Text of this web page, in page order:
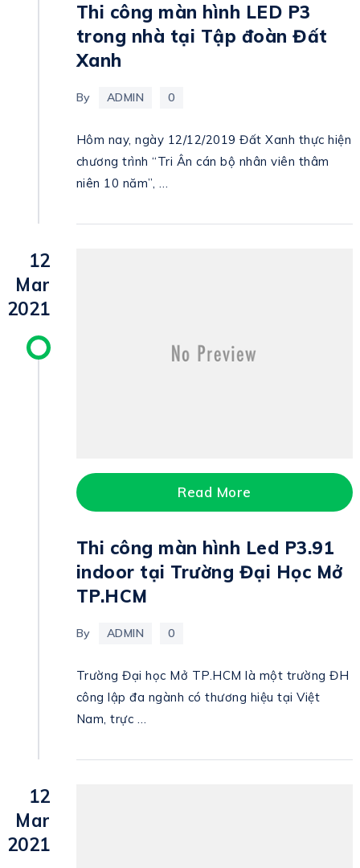
Thi công màn hình LED P3
trong nhà tại Tập đoàn Đất
Xanh
By ADMIN 0
Hôm nay, ngày 12/12/2019 Đất Xanh thực hiện
chương trình “Tri Ân cán bộ nhân viên thâm
niên 10 năm”, …
12
Mar
2021
Read More
Thi công màn hình Led P3.91
indoor tại Trường Đại Học Mở
TP.HCM
By ADMIN 0
Trường Đại học Mở TP.HCM là một trường ĐH
công lập đa ngành có thương hiệu tại Việt
Nam, trực …
12
Mar
2021